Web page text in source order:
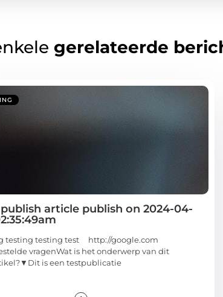
gerelateerde
article publish on 2024-04-
testing testing test http://google.com
vragenWat is het onderwerp van dit
is een testpublicatie